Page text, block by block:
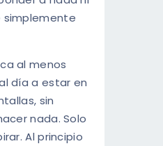
simplemente
al menos
día a estar en
sin
nada. Solo
Al principio